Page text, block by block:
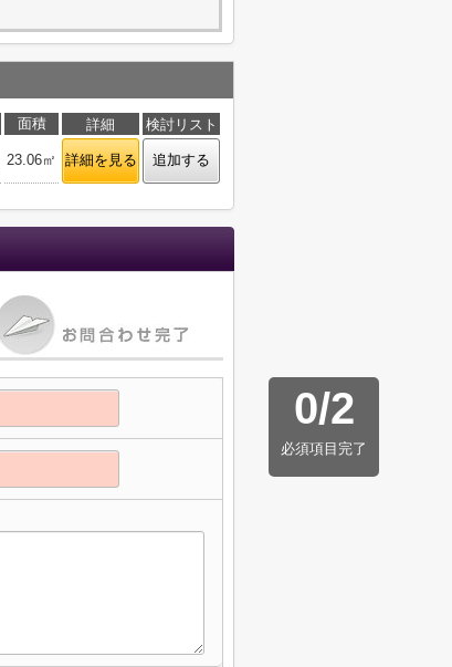
面積 詳細 検討リスト
23.06㎡ 詳細を見る 追加する
0/2
必須項目完了